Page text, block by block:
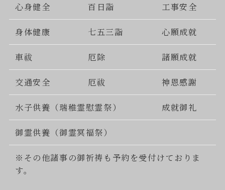
心身健全 百日詣 工事安全
身体健康 七五三詣 心願成就
車祓 厄除 諸願成就
交通安全 厄祓 神恩感謝
水子供養（瑞稚霊慰霊祭） 成就御礼
御霊供養（御霊冥福祭）
※その他諸事の御祈祷も予約を受付けておりま
す。